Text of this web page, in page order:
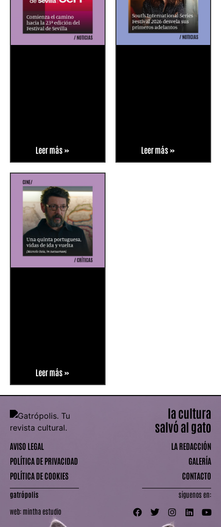
Leer más » Leer más »
Leer más »
AVISO LEGAL
POLÍTICA DE PRIVACIDAD
POLÍTICA DE COOKIES
gatrópolis
web: mintha estudio
la cultura
salvó al gato
LA REDACCIÓN
GALERÍA
CONTACTO
síguenos en: